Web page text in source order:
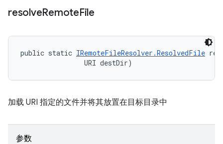
resolveRemoteFile
public static IRemoteFileResolver.ResolvedFile
                URI destDir)
加载 URI 指定的文件并将其放置在目标目录中
参数